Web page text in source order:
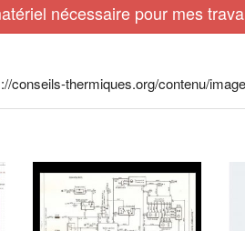
nécessaire pour mes
conseils-thermiques.org/contenu/